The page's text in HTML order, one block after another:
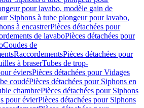
pour lavabo, modèle gain de
Siphons à tube plongeur pour lavabo,
à encastrerPièces détachées pour
de lavaboPièces détachées pour
Coudes de
RaccordementsPièces détachées pour
à braserTubes de trop-
éviersPièces détachées pour Vidages
coudéPièces détachées pour Siphons en
chambrePièces détachées pour Siphons
pour évierPièces détachées pour Siphons